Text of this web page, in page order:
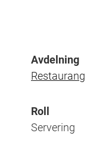
Avdelning
Restaurang
Roll
Servering